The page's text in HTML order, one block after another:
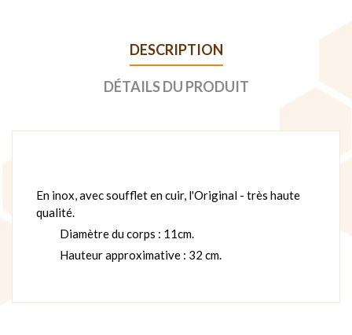
DESCRIPTION
DÉTAILS DU PRODUIT
En inox, avec soufflet en cuir, l'Original - très haute
qualité.
Diamètre du corps : 11cm.
Hauteur approximative : 32 cm.